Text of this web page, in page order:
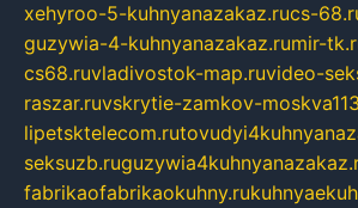
xehyroo-5-kuhnyanazakaz.rucs-
guzywia-4-kuhnyanazakaz.rumir-
cs68.ruvladivostok-map.ruvideo-
raszar.ruvskrytie-zamkov-
lipetsktelecom.ru
seksuzb.ru
fabrikaofabrikaokuhny.ru